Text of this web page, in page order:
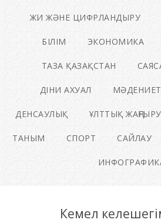
ЖИ ЖӘНЕ ЦИФРЛАНДЫРУ
БІЛІМ ЭКОНОМИКА
ТАЗА ҚАЗАҚСТАН
ДІНИ АХУАЛ МӘДЕНИЕТ
ДЕНСАУЛЫҚ ҰЛТТЫҚ ЖАҢҒЫРУ
ТАНЫМ СПОРТ САЙЛАУ
Кемел